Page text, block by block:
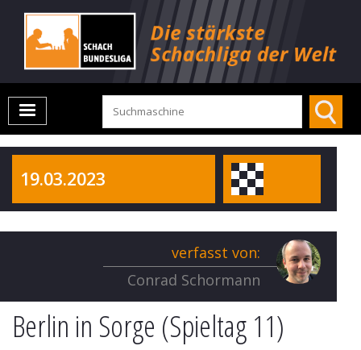
19.03.2023
verfasst von:
Conrad Schormann
Berlin in Sorge (Spieltag 11)